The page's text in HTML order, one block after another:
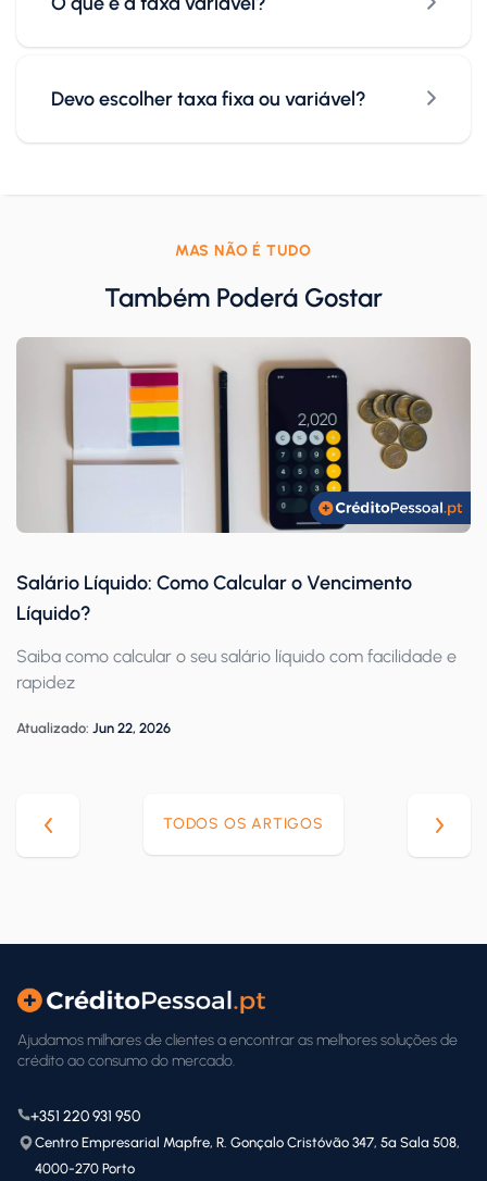
Devo escolher taxa fixa ou variável?
MAS NÃO É TUDO
Também Poderá Gostar
Salário Líquido: Como Calcular o Vencimento
Líquido?
Saiba como calcular o seu salário líquido com facilidade e
rapidez
Atualizado: Jun 22, 2026
TODOS OS ARTIGOS
Ajudamos milhares de clientes a encontrar as melhores soluções de
crédito ao consumo do mercado.
+351 220 931 950
Centro Empresarial Mapfre, R. Gonçalo Cristóvão 347, 5ª Sala 508,
4000-270 Porto